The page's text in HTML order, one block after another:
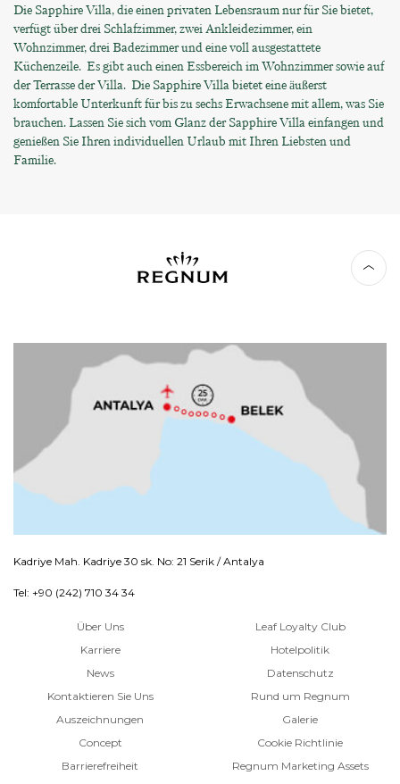
Die Sapphire Villa, die einen privaten Lebensraum nur für Sie bietet,
verfügt über drei Schlafzimmer, zwei Ankleidezimmer, ein
Wohnzimmer, drei Badezimmer und eine voll ausgestattete
Küchenzeile. Es gibt auch einen Essbereich im Wohnzimmer sowie auf
der Terrasse der Villa. Die Sapphire Villa bietet eine äußerst
komfortable Unterkunft für bis zu sechs Erwachsene mit allem, was Sie
brauchen. Lassen Sie sich vom Glanz der Sapphire Villa einfangen und
genießen Sie Ihren individuellen Urlaub mit Ihren Liebsten und
Familie.
Kadriye Mah. Kadriye 30 sk. No: 21 Serik / Antalya
Tel: +90 (242) 710 34 34
Über Uns
Karriere
News
Kontaktieren Sie Uns
Auszeichnungen
Concept
Barrierefreiheit
Leaf Loyalty Club
Hotelpolitik
Datenschutz
Rund um Regnum
Galerie
Cookie Richtlinie
Regnum Marketing Assets